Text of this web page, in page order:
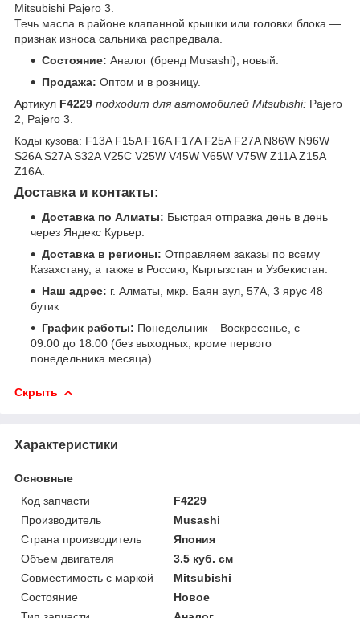
Mitsubishi Pajero 3.
Течь масла в районе клапанной крышки или головки блока —
признак износа сальника распредвала.
Состояние: Аналог (бренд Musashi), новый.
Продажа: Оптом и в розницу.
Артикул F4229 подходит для автомобилей Mitsubishi: Pajero
2, Pajero 3.
Коды кузова: F13A F15A F16A F17A F25A F27A N86W N96W
S26A S27A S32A V25C V25W V45W V65W V75W Z11A Z15A
Z16A.
Доставка и контакты:
Доставка по Алматы: Быстрая отправка день в день
через Яндекс Курьер.
Доставка в регионы: Отправляем заказы по всему
Казахстану, а также в Россию, Кыргызстан и Узбекистан.
Наш адрес: г. Алматы, мкр. Баян аул, 57А, 3 ярус 48
бутик
График работы: Понедельник – Воскресенье, с
09:00 до 18:00 (без выходных, кроме первого
понедельника месяца)
Скрыть
Характеристики
Основные
Код запчасти
F4229
Производитель
Musashi
Страна производитель
Япония
Объем двигателя
3.5 куб. см
Совместимость с маркой
Mitsubishi
Состояние
Новое